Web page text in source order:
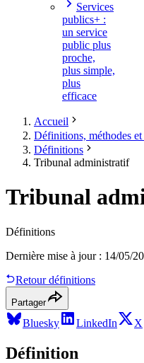
Services
publics+ :
un service
public plus
proche,
plus simple,
plus
efficace
Accueil
Définitions, méthodes
Définitions
Tribunal administratif
Tribunal
Définitions
Dernière mise à jour: 14/05/
Retour définitions
Partager
Bluesky LinkedIn X
Définition